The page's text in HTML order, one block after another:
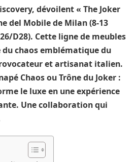
dévoilent « The Joker
del Mobile de Milan (8-13
D28). Cette ligne de meubles
chaos emblématique du
et artisanat italien.
Chaos ou Trône du Joker :
le luxe en une expérience
Une collaboration qui